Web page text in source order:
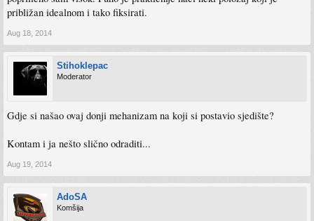
približan idealnom i tako fiksirati.
Aug 18, 2014
Stihoklepac
Moderator
Gdje si našao ovaj donji mehanizam na koji si postavio sjedište?
Kontam i ja nešto slično odraditi...
Aug 19, 2014
AdoSA
Komšija